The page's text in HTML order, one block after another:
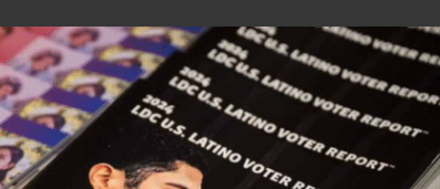
en 2019, la producción económica total
2010, según un informe de Latino Donor